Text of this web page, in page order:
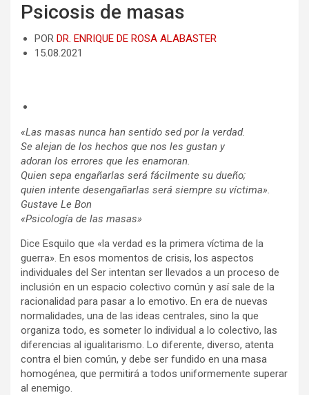
Psicosis de masas
POR DR. ENRIQUE DE ROSA ALABASTER
15.08.2021
«Las masas nunca han sentido sed por la verdad.
Se alejan de los hechos que nos les gustan y
adoran los errores que les enamoran.
Quien sepa engañarlas será fácilmente su dueño;
quien intente desengañarlas será siempre su víctima».
Gustave Le Bon
«Psicología de las masas»
Dice Esquilo que «la verdad es la primera víctima de la
guerra». En esos momentos de crisis, los aspectos
individuales del Ser intentan ser llevados a un proceso de
inclusión en un espacio colectivo común y así sale de la
racionalidad para pasar a lo emotivo. En era de nuevas
normalidades, una de las ideas centrales, sino la que
organiza todo, es someter lo individual a lo colectivo, las
diferencias al igualitarismo. Lo diferente, diverso, atenta
contra el bien común, y debe ser fundido en una masa
homogénea, que permitirá a todos uniformemente superar
al enemigo.